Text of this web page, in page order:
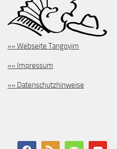
»» Webseite Tangoyim
»» Impressum
»» Datenschutzhinweise